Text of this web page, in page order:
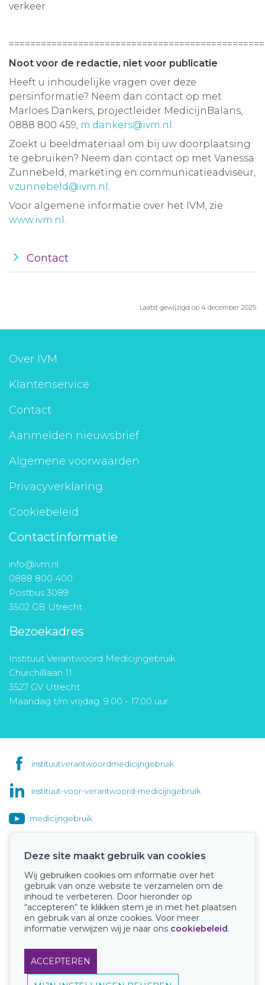
verkeer.
Noot voor de redactie, niet voor publicatie
Heeft u inhoudelijke vragen over deze
persinformatie? Neem dan contact op met
Marloes Dankers, projectleider MedicijnBalans,
0888 800 459, m.dankers@ivm.nl .
Zoekt u beeldmateriaal om bij uw doorplaatsing
te gebruiken? Neem dan contact op met Vanessa
Zunnebeld, marketing en communicatieadviseur,
v.zunnebeld@ivm.nl .
Voor algemene informatie over het IVM, zie
www.ivm.nl .
Contact
Laatst gewijzigd op 4 december 2025
Over IVM
Klantenservice
Contact
Aanmelden nieuwsbrief
Algemene voorwaarden
Privacyverklaring
Cookiebeleid
Contactinformatie
info@ivm.nl
0888 800 400
Postbus 3089
3502 GB Utrecht
Bezoekadres
Instituut Verantwoord Medicijngebruik
Churchilllaan 11
3527 GV Utrecht
Maandag t/m vrijdag: 9.00 - 17.00 uur
instituutverantwoordmedicijngebruik
instituut-voor-verantwoord-medicijngebruik
medicijngebruik
Onze keurmerken
Deze site maakt gebruik van cookies
Wij gebruiken cookies om informatie over het
gebruik van onze website te verzamelen om de
inhoud te verbeteren. Door hieronder op
“accepteren“ te klikken stem je in met het plaatsen
en gebruik van al onze cookies. Voor meer
informatie verwijzen wij je naar ons cookiebeleid.
ACCEPTEREN